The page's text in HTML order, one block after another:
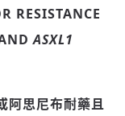
RESISTANCE
ASXL1
阿思尼布耐藥且